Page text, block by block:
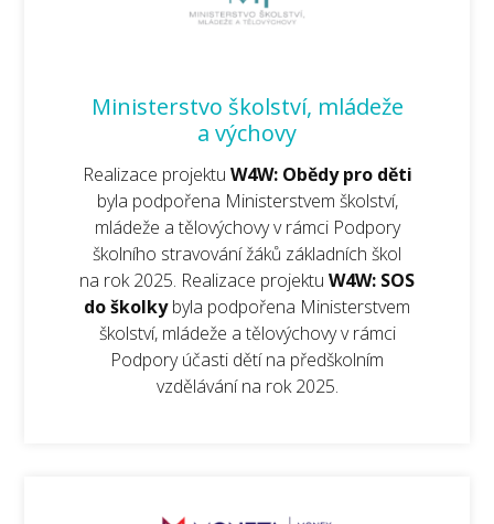
Ministerstvo školství, mládeže
a výchovy
Realizace projektu W4W: Obědy pro děti
byla podpořena Ministerstvem školství,
mládeže a tělovýchovy v rámci Podpory
školního stravování žáků základních škol
na rok 2025. Realizace projektu W4W: SOS
do školkybyla podpořena Ministerstvem
školství, mládeže a tělovýchovy v rámci
Podpory účasti dětí na předškolním
vzdělávání na rok 2025.